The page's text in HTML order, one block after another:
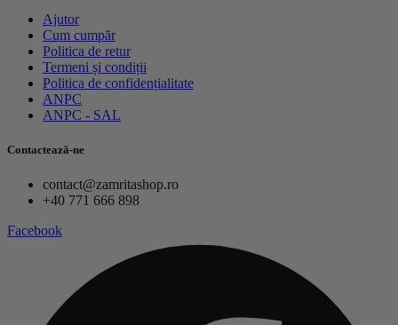
Ajutor
Cum cumpăr
Politica de retur
Termeni și condiții
Politica de confidențialitate
ANPC
ANPC - SAL
Contactează-ne
contact@zamritashop.ro
+40 771 666 898
Facebook